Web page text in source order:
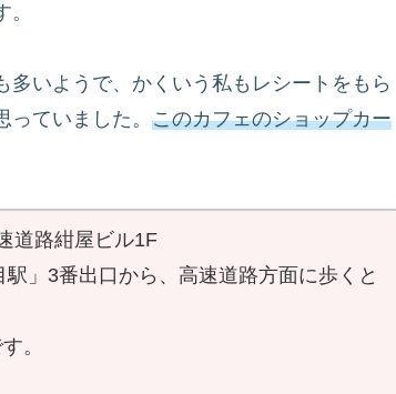
いようで、かくいう私もレシートをもら
ていました。 このカフェのショップカー
道路紺屋ビル1F
」3番出口から、高速道路方面に歩くと
。